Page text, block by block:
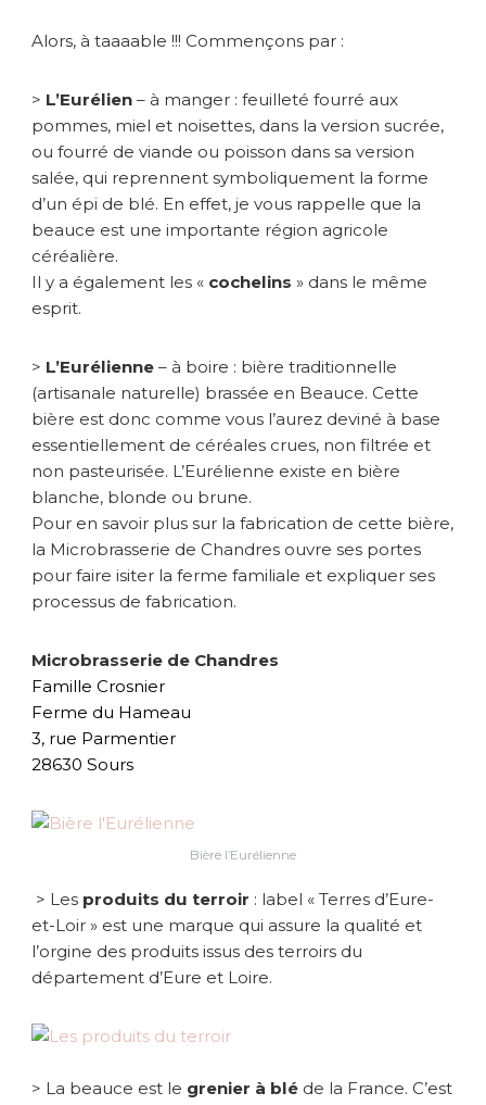
à
a
e
c
e
i
e
u
x
!
Alors, à taaaable !!! Commençons par :
> L’Eurélien – à manger : feuilleté fourré aux
pommes, miel et noisettes, dans la version sucrée,
ou fourré de viande ou poisson dans sa version
salée, qui reprennent symboliquement la forme
d’un épi de blé. En effet, je vous rappelle que la
beauce est une importante région agricole
céréalière.
Il y a également les « cochelins » dans le même
esprit.
> L’Eurélienne – à boire : bière traditionnelle
(artisanale naturelle) brassée en Beauce. Cette
bière est donc comme vous l’aurez deviné à base
essentiellement de céréales crues, non filtrée et
non pasteurisée. L’Eurélienne existe en bière
blanche, blonde ou brune.
Pour en savoir plus sur la fabrication de cette bière,
la Microbrasserie de Chandres ouvre ses portes
pour faire isiter la ferme familiale et expliquer ses
processus de fabrication.
Microbrasserie de Chandres
Famille Crosnier
Ferme du Hameau
3, rue Parmentier
28630 Sours
Bière l’Eurélienne
> Les produits du terroir : label « Terres d’Eure-
et-Loir » est une marque qui assure la qualité et
l’orgine des produits issus des terroirs du
département d’Eure et Loire.
> La beauce est le grenier à blé de la France. C’est